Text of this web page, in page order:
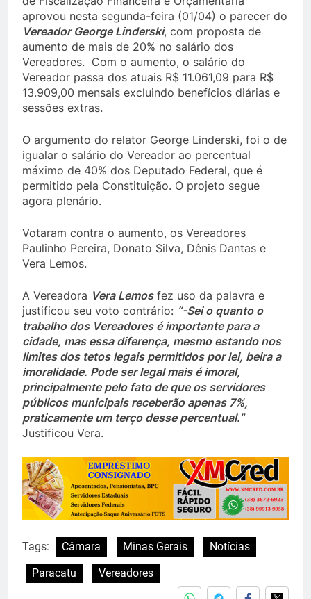
aprovou nesta segunda-feira (01/04) o parecer do
Vereador George Linderski, com proposta de
aumento de mais de 20% no salário dos
Vereadores. Com o aumento, o salário do
Vereador passa dos atuais R$ 11.061,09 para R$
13.909,00 mensais excluindo benefícios diárias e
sessões extras.
O argumento do relator George Linderski, foi o de
igualar o salário do Vereador ao percentual
máximo de 40% dos Deputado Federal, que é
permitido pela Constituição. O projeto segue
agora plenário.
Votaram contra o aumento, os Vereadores
Paulinho Pereira, Donato Silva, Dênis Dantas e
Vera Lemos.
A Vereadora Vera Lemosfez uso da palavra e
justificou seu voto contrário: “-Sei o quanto o
trabalho dos Vereadores é importante para a
cidade, mas essa diferença, mesmo estando nos
limites dos tetos legais permitidos por lei, beira a
imoralidade. Pode ser legal mais é imoral,
principalmente pelo fato de que os servidores
públicos municipais receberão apenas 7%,
praticamente um terço desse percentual.”
Justificou Vera.
Tags: Câmara Minas Gerais
Notícias
Paracatu
Vereadores